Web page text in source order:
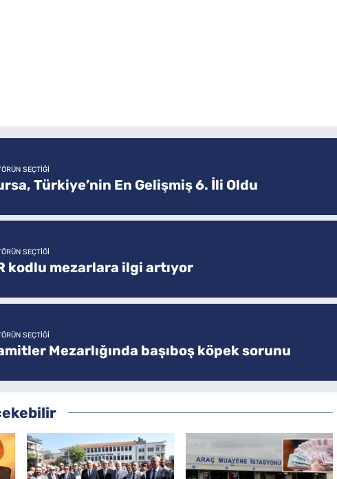
SEÇTIĞI
Türkiye’nin En Gelişmiş 6. İli Oldu
SEÇTIĞI
kodlu mezarlara ilgi artıyor
SEÇTIĞI
Mezarlığında başıboş köpek sorunu